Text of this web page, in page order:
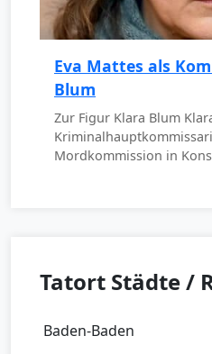
Eva Mattes als
Blum
Zur Figur Klara Blum
Mordkommission in
Tatort Städte /
Baden-Baden